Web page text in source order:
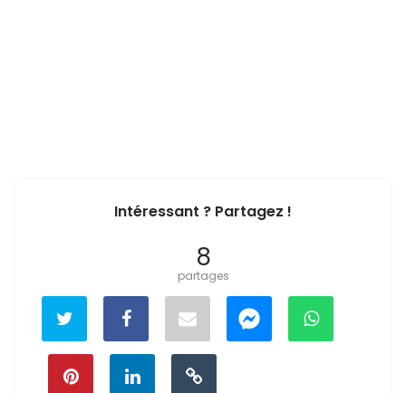
Intéressant ? Partagez !
8
partages